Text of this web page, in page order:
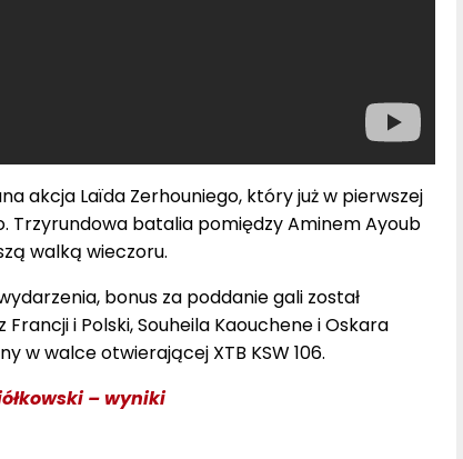
akcja Laïda Zerhouniego, który już w pierwszej
Trzyrundowa batalia pomiędzy Aminem Ayoub
walką wieczoru.
bonus za poddanie gali został
i Polski, Souheila Kaouchene i Oskara
w walce otwierającej XTB KSW 106.
– wyniki